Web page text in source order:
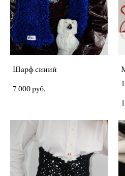
Шарф синий
7 000 pуб.